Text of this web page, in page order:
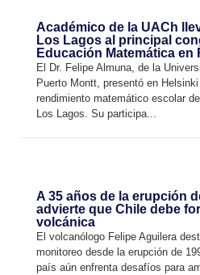
Académico de la UACh
Los Lagos al principal
Educación Matemática en
El Dr. Felipe Almuna, de la
Puerto Montt, presentó en
rendimiento matemático escolar
Los Lagos. Su participa...
A 35 años de la erupción
advierte que Chile debe
volcánica
El volcanólogo Felipe Aguilera
monitoreo desde la erupción de
país aún enfrenta desafíos para